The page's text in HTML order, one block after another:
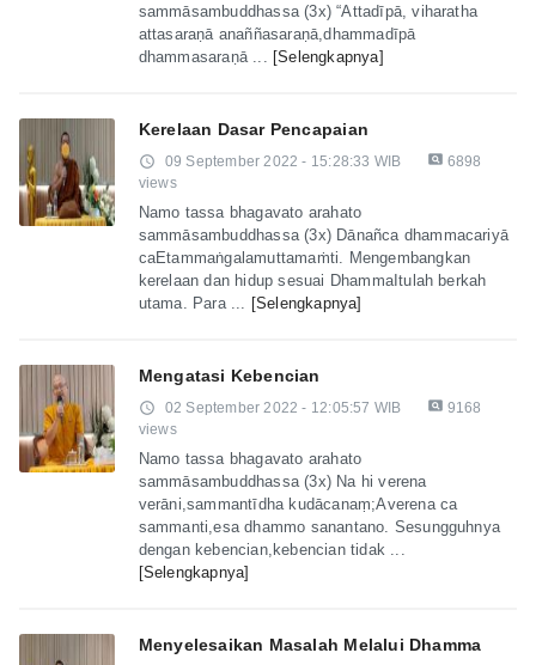
sammāsambuddhassa (3x) “Attadīpā, viharatha
attasaraṇā anaññasaraṇā,dhammadīpā
dhammasaraṇā ...
[Selengkapnya]
Kerelaan Dasar Pencapaian
access_time 09 September 2022 - 15:28:33 WIB pageview 6898
views
Namo tassa bhagavato arahato
sammāsambuddhassa (3x) Dānañca dhammacariyā
caEtammaṅgalamuttamaṁti. Mengembangkan
kerelaan dan hidup sesuai DhammaItulah berkah
utama. Para ...
[Selengkapnya]
Mengatasi Kebencian
access_time 02 September 2022 - 12:05:57 WIB pageview 9168
views
Namo tassa bhagavato arahato
sammāsambuddhassa (3x) Na hi verena
verāni,sammantīdha kudācanaṃ;Averena ca
sammanti,esa dhammo sanantano. Sesungguhnya
dengan kebencian,kebencian tidak ...
[Selengkapnya]
Menyelesaikan Masalah Melalui Dhamma